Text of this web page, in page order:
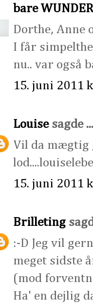
bare
Dorthe, Anne
I får
nu.. var også
15. juni 2011
Louisesagde ...
Vil da mægtig
15. juni 2011
Brilleting
:-D Jeg vil
meget sidste
(mod
Ha' en dejlig